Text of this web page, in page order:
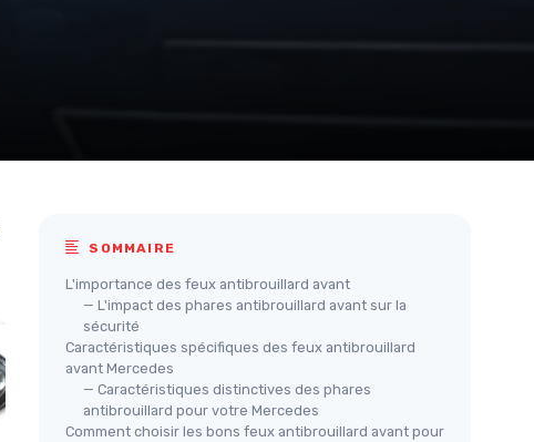
SOMMAIRE
L'importance des feux antibrouillard avant
— L'impact des phares antibrouillard avant sur la
sécurité
Caractéristiques spécifiques des feux antibrouillard
avant Mercedes
— Caractéristiques distinctives des phares
antibrouillard pour votre Mercedes
Comment choisir les bons feux antibrouillard avant pour